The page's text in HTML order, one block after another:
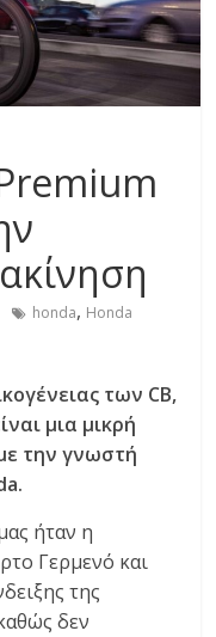
honda, Honda
των CB,
μια μικρή
την γνωστή
ήταν η
Γερμενό και
της
δεν